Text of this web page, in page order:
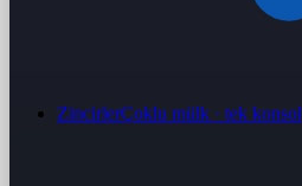
ZincirlerÇoklu mülk · tek konsol